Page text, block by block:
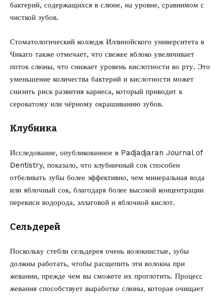
бактерий, содержащихся в слюне, на уровне, сравнимом с
чисткой зубов.
Стоматологический колледж Иллинойского университета в
Чикаго также отмечает, что свежее яблоко увеличивает
поток слюны, что снижает уровень кислотности во рту. Это
уменьшение количества бактерий и кислотности может
снизить риск развития кариеса, который приводит к
сероватому или чёрному окрашиванию зубов.
Клубника
Исследование, опубликованное в Padjadjaran Journal of
Dentistry, показало, что клубничный сок способен
отбеливать зубы более эффективно, чем минеральная вода
или яблочный сок, благодаря более высокой концентрации
перекиси водорода, эллаговой и яблочной кислот.
Сельдерей
Поскольку стебли сельдерея очень волокнистые, зубы
должны работать, чтобы расщепить эти волокна при
жевании, прежде чем вы сможете их проглотить. Процесс
жевания способствует выработке слюны, которая очищает